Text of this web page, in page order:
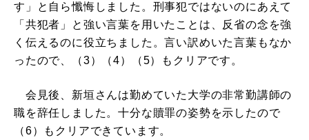
す」と自ら懺悔しました。刑事犯ではないのにあえて
「共犯者」と強い言葉を用いたことは、反省の念を強
く伝えるのに役立ちました。言い訳めいた言葉もなか
ったので、（3）（4）（5）もクリアです。
会見後、新垣さんは勤めていた大学の非常勤講師の
職を辞任しました。十分な贖罪の姿勢を示したので
（6）もクリアできています。